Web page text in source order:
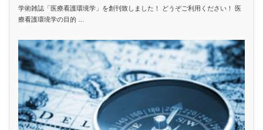
学術雑誌「医療看護環境学」を創刊致しました！ どうぞご利用ください！ 医
療看護環境学の目的 …